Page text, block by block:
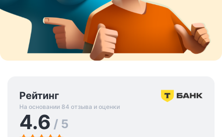
Рейтинг
На основании 84 отзыва и оценки
4.6 / 5